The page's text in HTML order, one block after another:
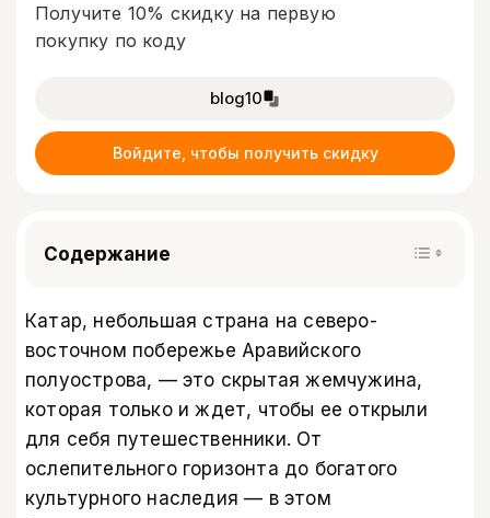
Получите 10% скидку на первую
покупку по коду
blog10
Войдите, чтобы получить скидку
Содержание
Катар, небольшая страна на северо-
восточном побережье Аравийского
полуострова, — это скрытая жемчужина,
которая только и ждет, чтобы ее открыли
для себя путешественники. От
ослепительного горизонта до богатого
культурного наследия — в этом